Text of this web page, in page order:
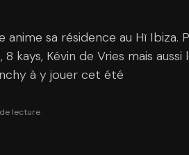
sa résidence au Hï Ibiza.
kays, Kévin de Vries mais aussi
à y jouer cet été
lecture